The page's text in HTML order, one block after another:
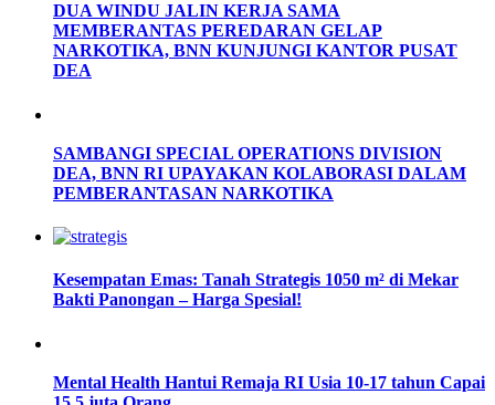
DUA WINDU JALIN KERJA SAMA
MEMBERANTAS PEREDARAN GELAP
NARKOTIKA, BNN KUNJUNGI KANTOR PUSAT
DEA
SAMBANGI SPECIAL OPERATIONS DIVISION
DEA, BNN RI UPAYAKAN KOLABORASI DALAM
PEMBERANTASAN NARKOTIKA
Kesempatan Emas: Tanah Strategis 1050 m² di Mekar
Bakti Panongan – Harga Spesial!
Mental Health Hantui Remaja RI Usia 10-17 tahun Capai